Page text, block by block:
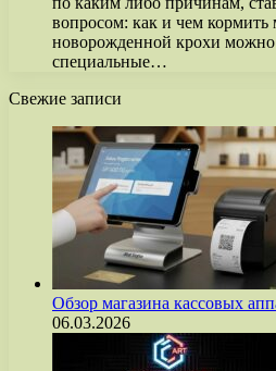
вопросом: как и чем
новорожденной крохи можно
специальные…
Свежие записи
Обзор магазина кассовых
06.03.2026